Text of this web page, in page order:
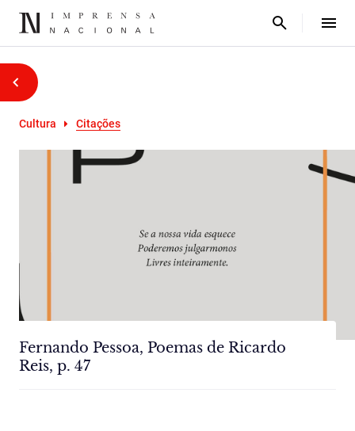
Cultura Citações
Fernando Pessoa, Poemas de Ricardo
Reis, p. 47